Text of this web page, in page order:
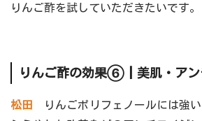
りんご酢を試していただきたいです。
りんご酢の効果⑥┃美肌・アン
松田 りんごポリフェノールには強い